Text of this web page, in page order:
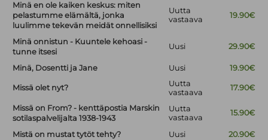
Minä en ole kaiken keskus: miten
pelastumme elämältä, jonka
luulimme tekevän meidät onnellisiksi
Uutta
vastaava
19.90€
Minä onnistun - Kuuntele kehoasi -
tunne itsesi
Uusi 29.90€
Minä, Dosentti ja Jane Uusi 19.90€
Missä olet nyt?
Uutta
vastaava
17.90€
Missä on From? - kenttäpostia Marskin
sotilaspalvelijalta 1938-1943
Uutta
vastaava
15.90€
Mistä on mustat tytöt tehty? Uusi
20.90€